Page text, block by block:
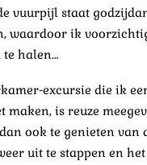
vuurpijl staat
waardoor ik
te halen…
excursie die ik
maken, is reuze
ook te genieten van
uit te stappen en